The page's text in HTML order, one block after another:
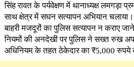
सिंह रावत के पर्यवेक्षण में थानाध्यक्ष लमगड़ा
साथ क्षेत्र में सघन सत्यापन अभियान चलाया।
बाहरी मजदूरों का पुलिस सत्यापन न कराए
नियमों की अनदेखी पर पुलिस ने सख्त रुख
अधिनियम के तहत ठेकेदार का ₹5,000 रुपये